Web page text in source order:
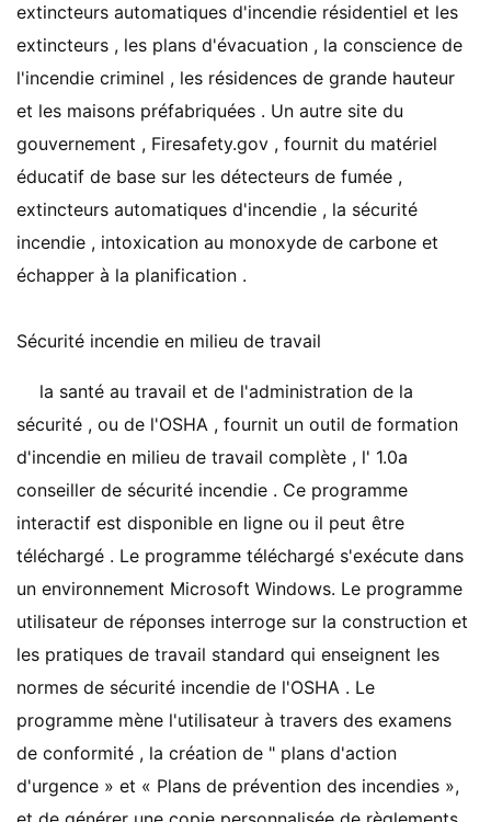
extincteurs automatiques d'incendie résidentiel et les
extincteurs , les plans d'évacuation , la conscience de
l'incendie criminel , les résidences de grande hauteur
et les maisons préfabriquées . Un autre site du
gouvernement , Firesafety.gov , fournit du matériel
éducatif de base sur les détecteurs de fumée ,
extincteurs automatiques d'incendie , la sécurité
incendie , intoxication au monoxyde de carbone et
échapper à la planification .
Sécurité incendie en milieu de travail
la santé au travail et de l'administration de la
sécurité , ou de l'OSHA , fournit un outil de formation
d'incendie en milieu de travail complète , l' 1.0a
conseiller de sécurité incendie . Ce programme
interactif est disponible en ligne ou il peut être
téléchargé . Le programme téléchargé s'exécute dans
un environnement Microsoft Windows. Le programme
utilisateur de réponses interroge sur la construction et
les pratiques de travail standard qui enseignent les
normes de sécurité incendie de l'OSHA . Le
programme mène l'utilisateur à travers des examens
de conformité , la création de " plans d'action
d'urgence » et « Plans de prévention des incendies »,